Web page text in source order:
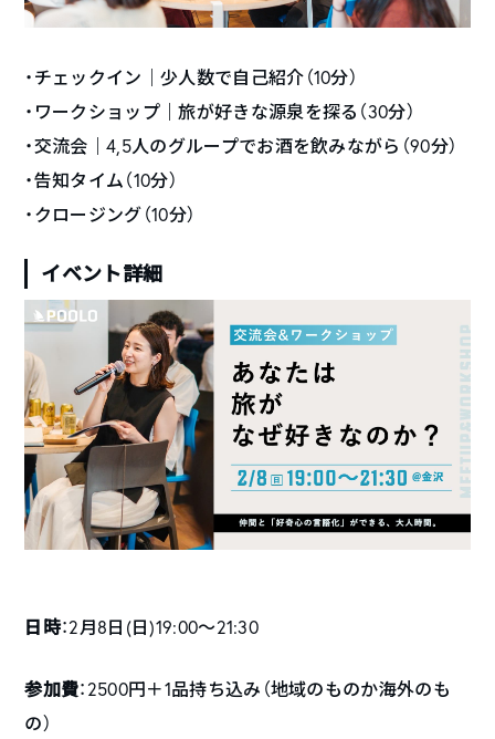
・チェックイン｜少人数で自己紹介（10分）
・ワークショップ｜旅が好きな源泉を探る（30分）
・交流会｜4,5人のグループでお酒を飲みながら（90分）
・告知タイム（10分）
・クロージング（10分）
イベント詳細
日時：2月8日(日)19:00〜21:30
参加費：2500円＋1品持ち込み（地域のものか海外のも
の）